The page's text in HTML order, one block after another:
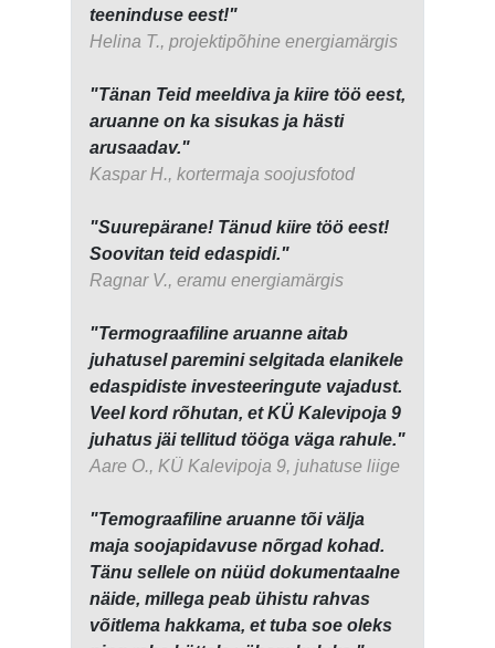
teeninduse eest!"
Helina T., projektipõhine energiamärgis
"Tänan Teid meeldiva ja kiire töö eest,
aruanne on ka sisukas ja hästi
arusaadav."
Kaspar H., kortermaja soojusfotod
"Suurepärane! Tänud kiire töö eest!
Soovitan teid edaspidi."
Ragnar V., eramu energiamärgis
"Termograafiline aruanne aitab
juhatusel paremini selgitada elanikele
edaspidiste investeeringute vajadust.
Veel kord rõhutan, et KÜ Kalevipoja 9
juhatus jäi tellitud tööga väga rahule."
Aare O., KÜ Kalevipoja 9, juhatuse liige
"Temograafiline aruanne tõi välja
maja soojapidavuse nõrgad kohad.
Tänu sellele on nüüd dokumentaalne
näide, millega peab ühistu rahvas
võitlema hakkama, et tuba soe oleks